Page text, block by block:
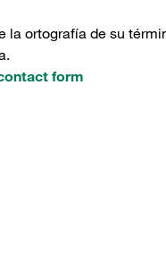
la ortografía de su
form